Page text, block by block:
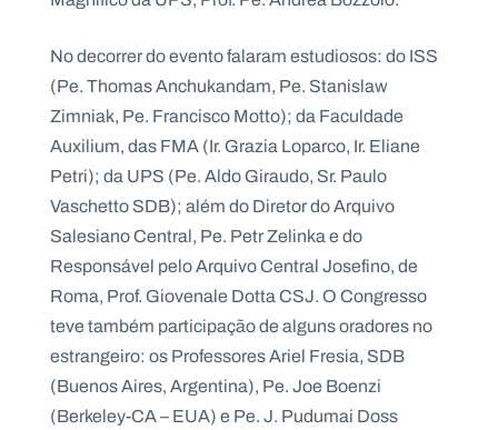
No decorrer do evento falaram estudiosos: do ISS
(Pe. Thomas Anchukandam, Pe. Stanislaw
Zimniak, Pe. Francisco Motto); da Faculdade
Auxilium, das FMA (Ir. Grazia Loparco, Ir. Eliane
Petri); da UPS (Pe. Aldo Giraudo, Sr. Paulo
Vaschetto SDB); além do Diretor do Arquivo
Salesiano Central, Pe. Petr Zelinka e do
Responsável pelo Arquivo Central Josefino, de
Roma, Prof. Giovenale Dotta CSJ. O Congresso
teve também participação de alguns oradores no
estrangeiro: os Professores Ariel Fresia, SDB
(Buenos Aires, Argentina), Pe. Joe Boenzi
(Berkeley-CA – EUA) e Pe. J. Pudumai Doss